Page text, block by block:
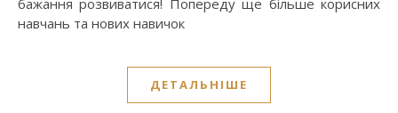
бажання розвиватися! Попереду ще більше корисних
навчань та нових навичок
ДЕТАЛЬНІШЕ